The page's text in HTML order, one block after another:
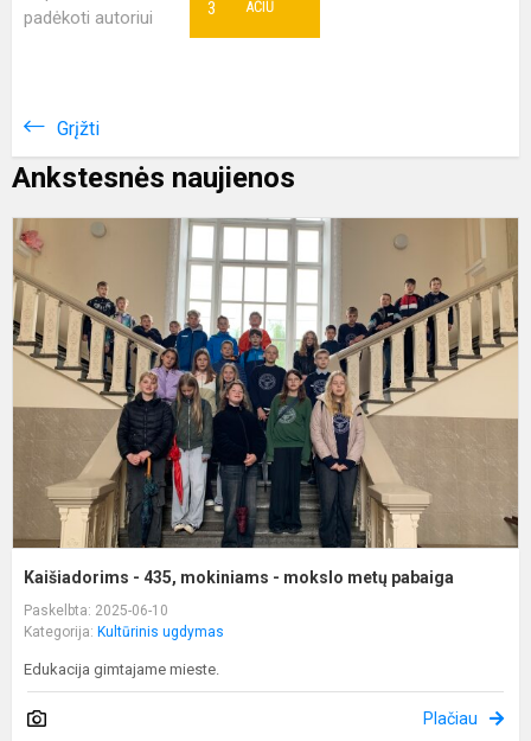
padėkoti autoriui
AČIŪ
3
Grįžti
Ankstesnės naujienos
Kaišiadorims - 435, mokiniams - mokslo metų pabaiga
Paskelbta: 2025-06-10
Kategorija: Kultūrinis ugdymas
Edukacija gimtajame mieste.
Plačiau